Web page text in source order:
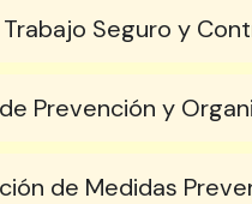
Seguro y
Prevención y
de Medidas